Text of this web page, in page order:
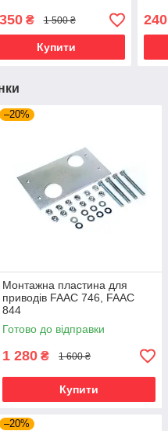
₴ 1 500 ₴
Купити
240
–20%
Монтажна пластина для
приводів FAAC 746, FAAC
844
Готово до відправки
1 280 ₴ 1 600 ₴
Купити
–20%